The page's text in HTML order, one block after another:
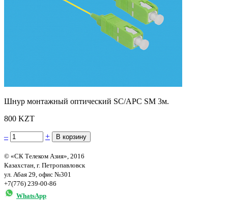
Шнур монтажный оптический SC/APC SM 3м.
800 KZT
– +
© «СК Телеком Азия», 2016
Казахстан, г. Петропавловск
ул. Абая 29, офис №301
+7(776) 239-00-86
WhatsApp